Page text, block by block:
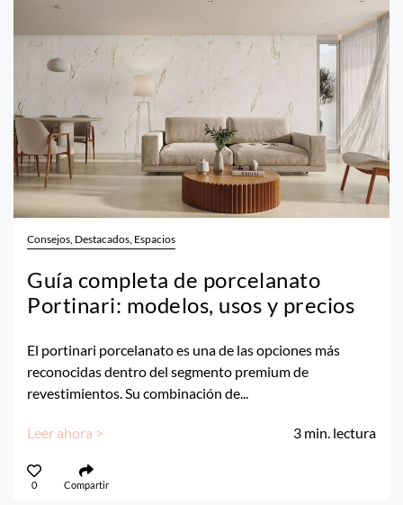
Consejos, Destacados, Espacios
Guía completa de porcelanato
Portinari: modelos, usos y precios
El portinari porcelanato es una de las opciones más
reconocidas dentro del segmento premium de
revestimientos. Su combinación de...
Leer ahora > 3 min. lectura
0 Compartir